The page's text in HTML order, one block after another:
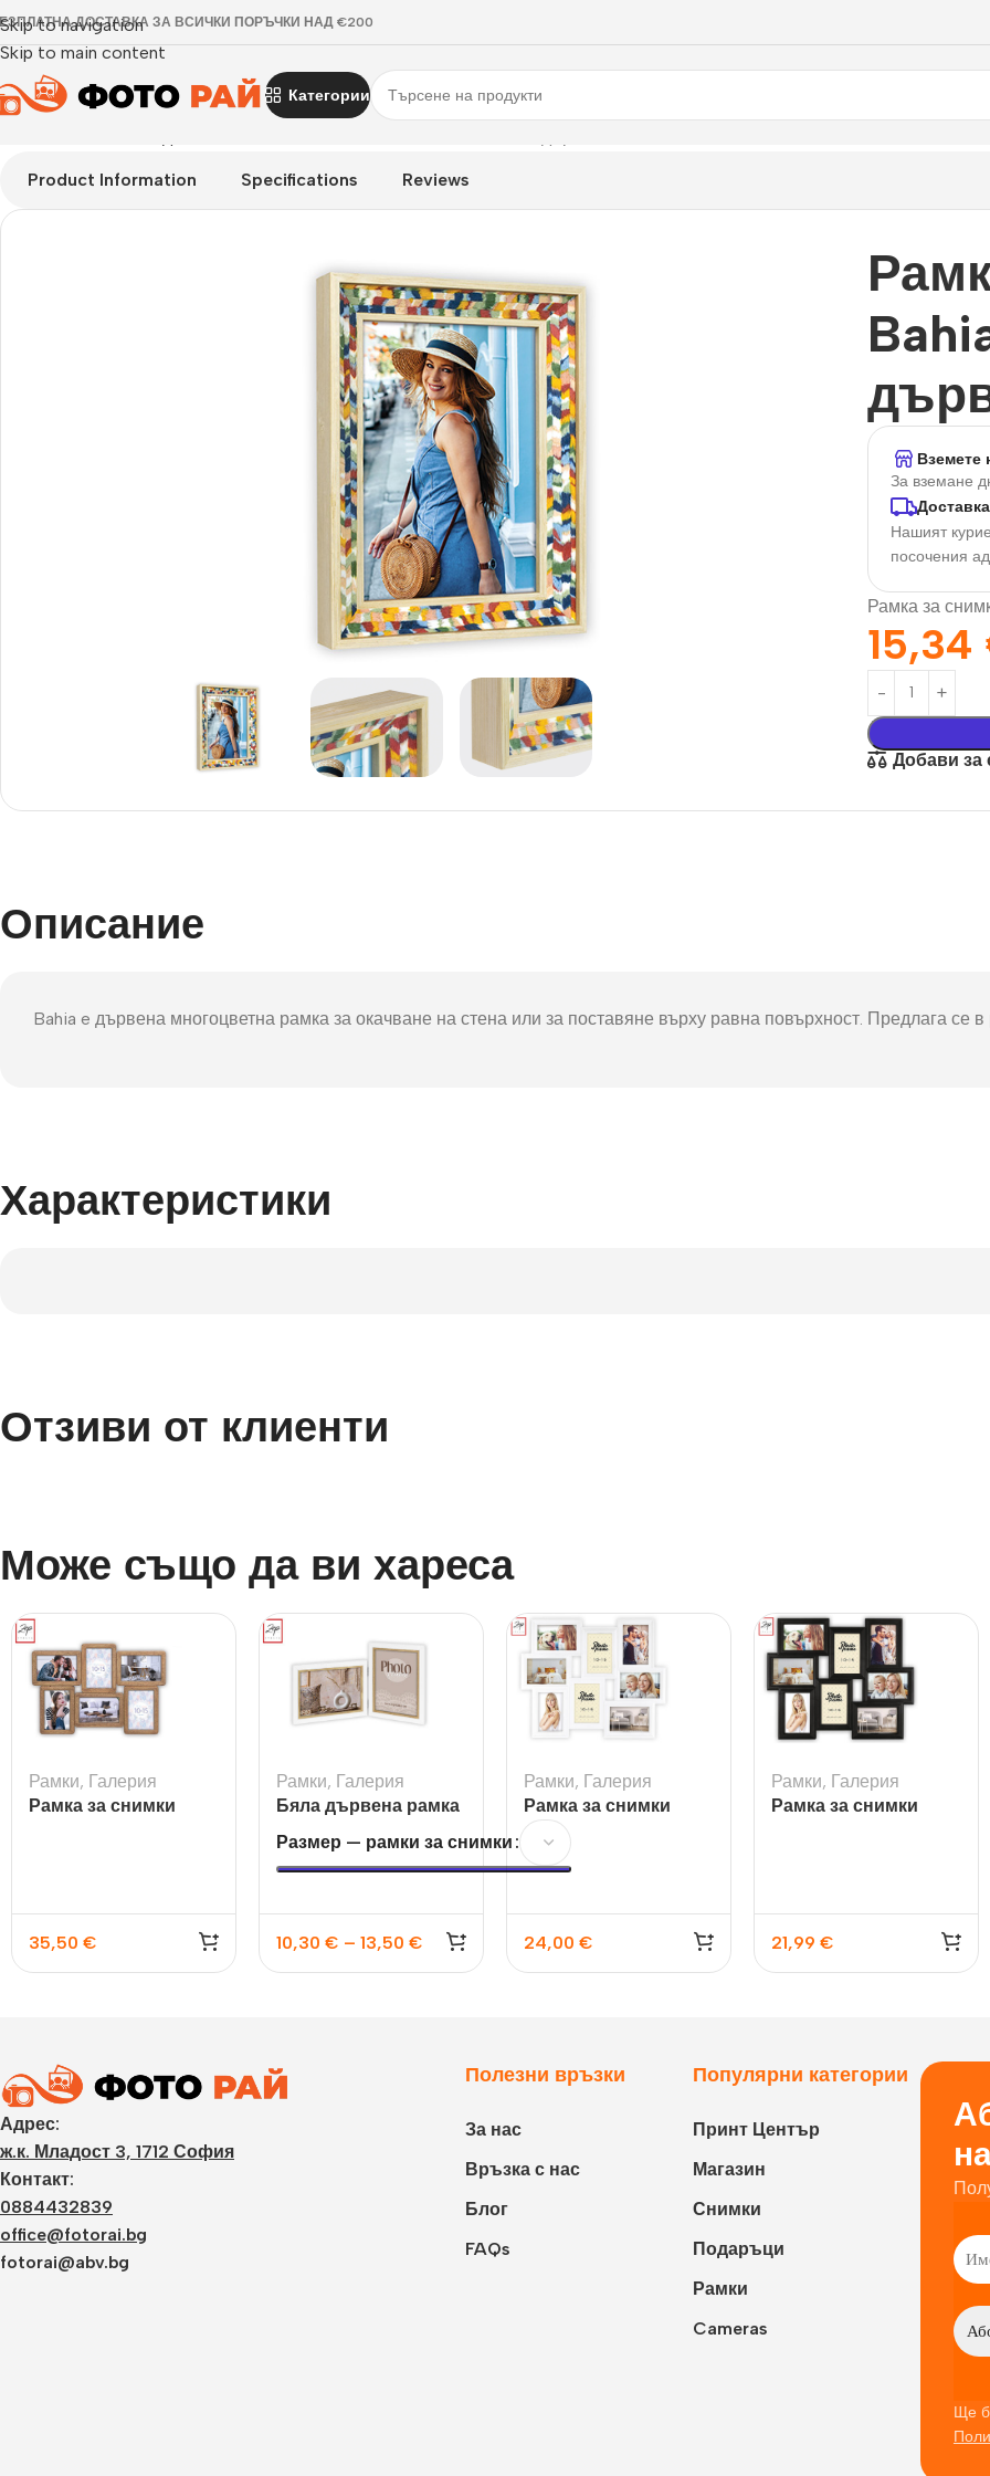
Skip to navigation
Skip to main content
ДОСТАВКА ЗА ВСИЧКИ ПОРЪЧКИ НАД €200
Категории
Постери
Стена
Подаръци
Фото пъзел 120
части
Product Information Specifications Reviews
Вземете
За вземане
Нашият
посочения
Рамка за
15,34
Добави за
Описание
Bahia e дървена многоцветна рамка за окачване на стена или за поставяне върху равна повърхност. Предлага се
Характеристики
Отзиви от клиенти
Може също да ви хареса
Рамки, Галерия
Рамка за снимки
35,50 €
Рамки, Галерия
Бяла дървена рамка
Ayas 2L за 2 снимки
за 10×15 и 13×18
Размер — рамки за снимки
10,30 € – 13,50 €
Рамки, Галерия
Рамка за снимки
галерия Tolosa White
24,00 €
Рамки, Галерия
Рамка за снимки
21,99 €
Адрес:
ж.к. Младост 3, 1712 София
Контакт:
0884432839
office@fotorai.bg
fotorai@abv.bg
Полезни връзки
За нас
Връзка с нас
Блог
FAQs
Популярни категории
Принт Център
Магазин
Снимки
Подаръци
Рамки
Cameras
Ще